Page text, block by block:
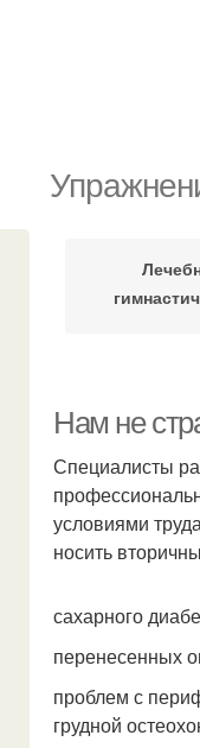
Нам не
Специалисты
условиями
носить
сахарного
перенесенных
проблем с
грудной